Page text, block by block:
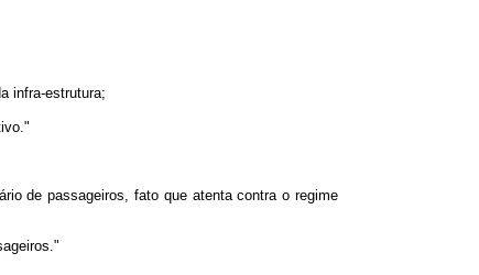
infra-estrutura;
de passageiros, fato que atenta contra o regime